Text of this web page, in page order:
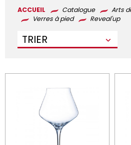
ACCUEIL Catalogue Arts
Verres à pied
Reveal'up
TRIER